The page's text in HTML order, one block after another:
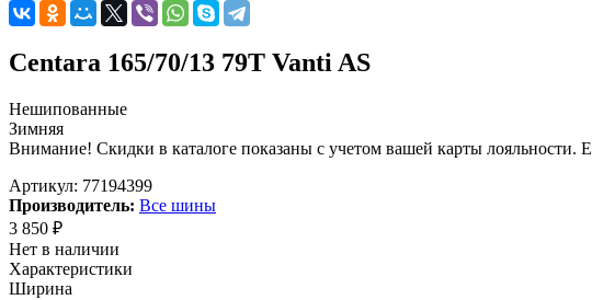
Centara 165/70/13 79T Vanti AS
Нешипованные
Зимняя
Внимание! Скидки в каталоге показаны с учетом вашей карты лояльности.
Артикул: 77194399
Производитель: Все шины
3 850 ₽
Нет в наличии
Характеристики
Ширина